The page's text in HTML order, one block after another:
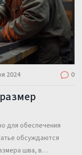
2024 0
для обеспечения
обсуждаются
шва, в